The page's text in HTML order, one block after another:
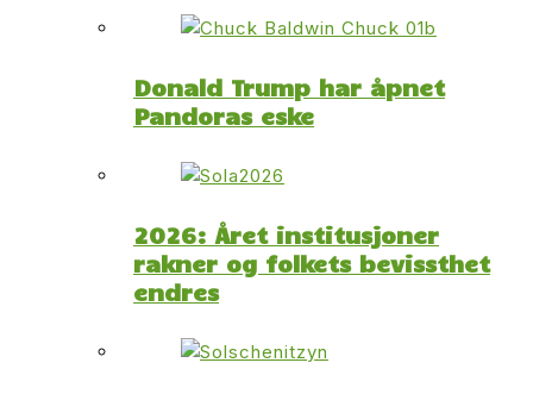
Donald Trump har åpnet
Pandoras eske
2026: Året institusjoner
rakner og folkets bevissthet
endres